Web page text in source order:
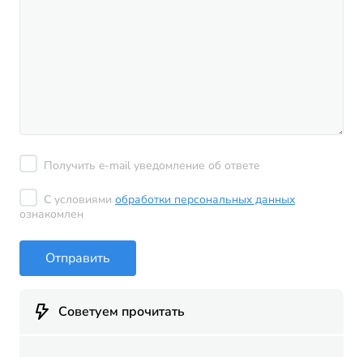
Получить e-mail уведомление об ответе
С условиями обработки персональных данных
ознакомлен
Отправить
Советуем прочитать